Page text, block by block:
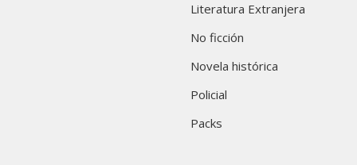
Literatura Extranjera
No ficción
Novela histórica
Policial
Packs